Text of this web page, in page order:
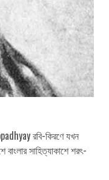
রবি-কিরণে যখন
সাহিত্যাকাশে শরৎ-